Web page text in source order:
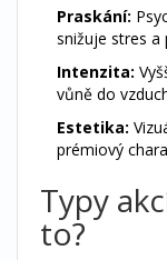
Praskání:
snižuje stres a
Intenzita:
vůně do
Estetika:
prémiový
Typy
to?